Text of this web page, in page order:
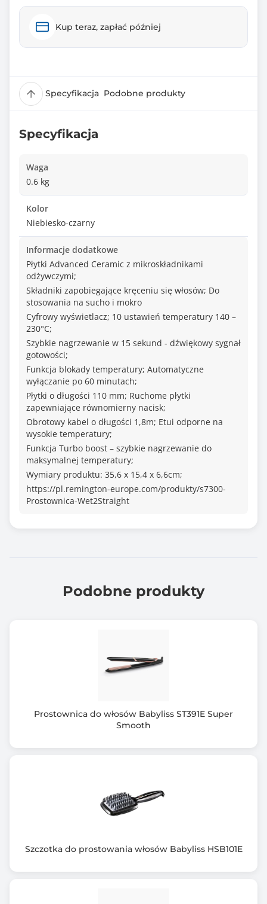
Kup teraz, zapłać później
Specyfikacja Podobne produkty
Specyfikacja
Waga
0.6 kg
Kolor
Niebiesko-czarny
Informacje dodatkowe
Płytki Advanced Ceramic z mikroskładnikami
odżywczymi;
Składniki zapobiegające kręceniu się włosów; Do
stosowania na sucho i mokro
Cyfrowy wyświetlacz; 10 ustawień temperatury 140 –
230°C;
Szybkie nagrzewanie w 15 sekund - dźwiękowy sygnał
gotowości;
Funkcja blokady temperatury; Automatyczne
wyłączanie po 60 minutach;
Płytki o długości 110 mm; Ruchome płytki
zapewniające równomierny nacisk;
Obrotowy kabel o długości 1,8m; Etui odporne na
wysokie temperatury;
Funkcja Turbo boost – szybkie nagrzewanie do
maksymalnej temperatury;
Wymiary produktu: 35,6 x 15,4 x 6,6cm;
https://pl.remington-europe.com/produkty/s7300-
Prostownica-Wet2Straight
Podobne produkty
Prostownica do włosów Babyliss ST391E Super
Smooth
Szczotka do prostowania włosów Babyliss HSB101E